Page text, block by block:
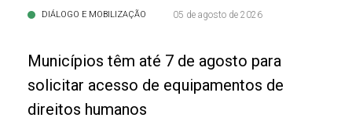
DIÁLOGO E MOBILIZAÇÃO 05 de agosto de 2026
Municípios têm até 7 de agosto para
solicitar acesso de equipamentos de
direitos humanos